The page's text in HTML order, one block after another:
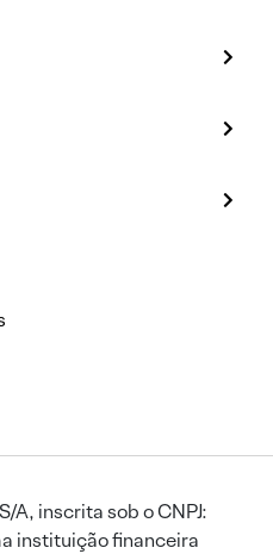
A, inscrita sob o CNPJ:
instituição financeira